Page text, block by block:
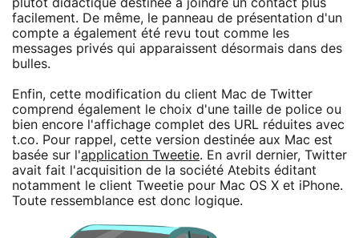
plutôt didactique destinée à joindre un contact plus
facilement. De même, le panneau de présentation d'un
compte a également été revu tout comme les
messages privés qui apparaissent désormais dans des
bulles.
Enfin, cette modification du client Mac de Twitter
comprend également le choix d'une taille de police ou
bien encore l'affichage complet des URL réduites avec
t.co. Pour rappel, cette version destinée aux Mac est
basée sur l'application Tweetie. En avril dernier, Twitter
avait fait l'acquisition de la société Atebits éditant
notamment le client Tweetie pour Mac OS X et iPhone.
Toute ressemblance est donc logique.